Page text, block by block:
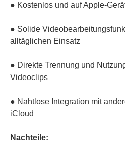
● Kostenlos und auf Apple-
● Solide
alltäglichen Einsatz
● Direkte Trennung und
Videoclips
● Nahtlose Integration mit
iCloud
Nachteile: